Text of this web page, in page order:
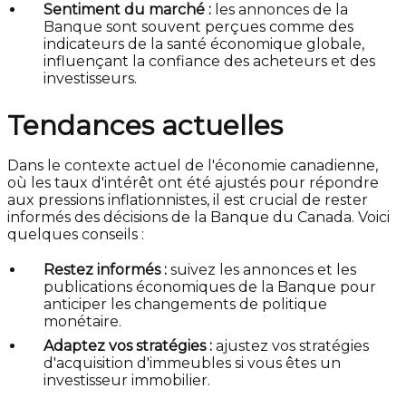
Sentiment du marché : les annonces de la
Banque sont souvent perçues comme des
indicateurs de la santé économique globale,
influençant la confiance des acheteurs et des
investisseurs.
Tendances actuelles
Dans le contexte actuel de l'économie canadienne,
où les taux d'intérêt ont été ajustés pour répondre
aux pressions inflationnistes, il est crucial de rester
informés des décisions de la Banque du Canada. Voici
quelques conseils :
Restez informés : suivez les annonces et les
publications économiques de la Banque pour
anticiper les changements de politique
monétaire.
Adaptez vos stratégies : ajustez vos stratégies
d'acquisition d'immeubles si vous êtes un
investisseur immobilier.